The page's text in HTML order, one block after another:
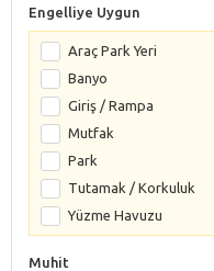
Engelliye Uygun
Araç Park Yeri
Banyo
Giriş / Rampa
Mutfak
Park
Tutamak / Korkuluk
Yüzme Havuzu
Muhit